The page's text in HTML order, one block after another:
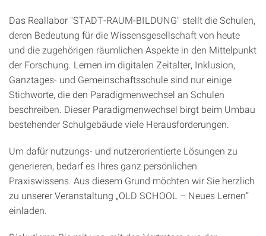
Das Reallabor "STADT-RAUM-BILDUNG" stellt die Schulen,
deren Bedeutung für die Wissensgesellschaft von heute
und die zugehörigen räumlichen Aspekte in den Mittelpunkt
der Forschung. Lernen im digitalen Zeitalter, Inklusion,
Ganztages- und Gemeinschaftsschule sind nur einige
Stichworte, die den Paradigmenwechsel an Schulen
beschreiben. Dieser Paradigmenwechsel birgt beim Umbau
bestehender Schulgebäude viele Herausforderungen.
Um dafür nutzungs- und nutzerorientierte Lösungen zu
generieren, bedarf es Ihres ganz persönlichen
Praxiswissens. Aus diesem Grund möchten wir Sie herzlich
zu unserer Veranstaltung „OLD SCHOOL – Neues Lernen“
einladen.